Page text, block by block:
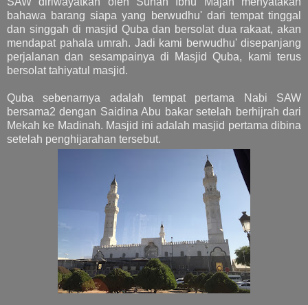
bahawa barang siapa yang berwudhu' dari tempat tinggal
dan singgah di masjid Quba dan bersolat dua rakaat, akan
mendapat pahala umrah. Jadi kami berwudhu' disepanjang
perjalanan dan sesampainya di Masjid Quba, kami terus
bersolat tahiyatul masjid.
Quba sebenarnya adalah tempat pertama Nabi SAW
bersama2 dengan Saidina Abu bakar setelah berhijrah dari
Mekah ke Madinah. Masjid ini adalah masjid pertama dibina
setelah penghijarahan tersebut.